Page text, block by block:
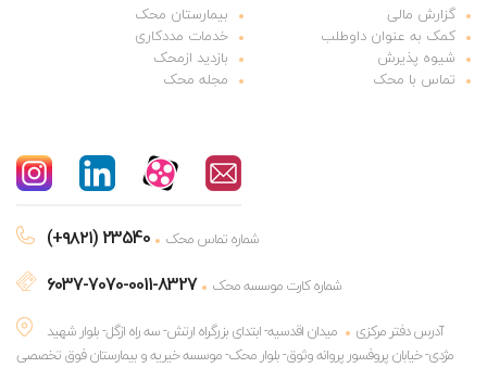
گزارش مالی
بیمارستان محک
کمک به عنوان داوطلب
خدمات مددکاری
شیوه پذیرش
بازدید ازمحک
تماس با محک
مجله محک
(+۹۸۲۱) 23540 شماره تماس محک
6037-7070-0011-8327
شماره کارت موسسه محک
آدرس دفتر مرکزی
میدان اقدسیه- ابتدای بزرگراه ارتش- سه راه ازگل- بلوار شهید
مژدی- خیابان پروفسور پروانه وثوق- بلوار محک- موسسه خیریه و بیمارستان فوق تخصصی